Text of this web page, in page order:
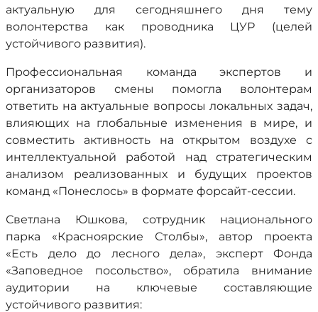
актуальную для сегодняшнего дня тему
волонтерства как проводника ЦУР (целей
устойчивого развития).
Профессиональная команда экспертов и
организаторов смены помогла волонтерам
ответить на актуальные вопросы локальных задач,
влияющих на глобальные изменения в мире, и
совместить активность на открытом воздухе с
интеллектуальной работой над стратегическим
анализом реализованных и будущих проектов
команд «Понеслось» в формате форсайт-сессии.
Светлана Юшкова, сотрудник национального
парка «Красноярские Столбы», автор проекта
«Есть дело до лесного дела», эксперт Фонда
«Заповедное посольство», обратила внимание
аудитории на ключевые составляющие
устойчивого развития: